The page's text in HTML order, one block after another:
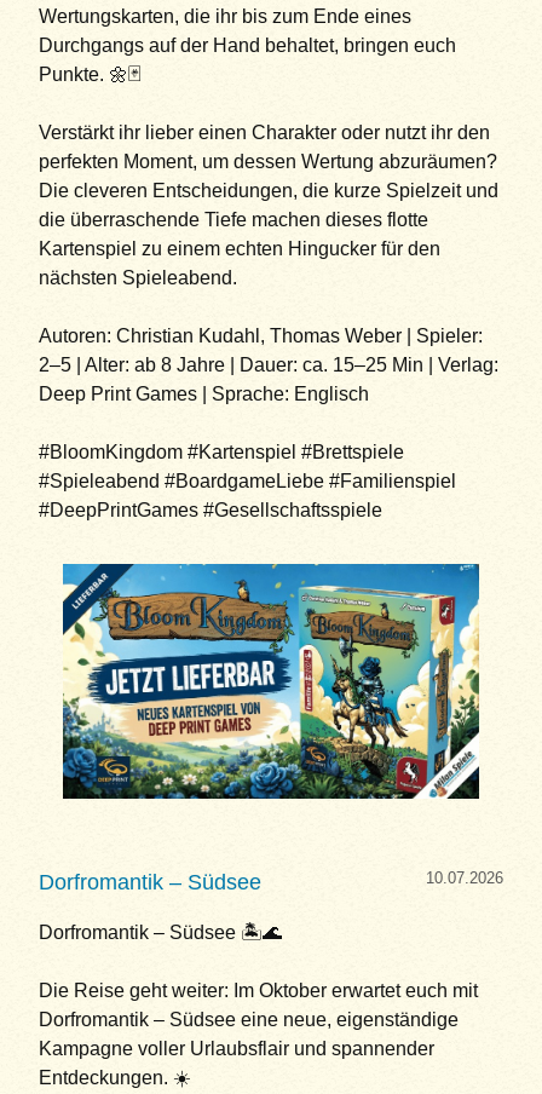
Wertungskarten, die ihr bis zum Ende eines
Durchgangs auf der Hand behaltet, bringen euch
Punkte. 🌼🃏
Verstärkt ihr lieber einen Charakter oder nutzt ihr den
perfekten Moment, um dessen Wertung abzuräumen?
Die cleveren Entscheidungen, die kurze Spielzeit und
die überraschende Tiefe machen dieses flotte
Kartenspiel zu einem echten Hingucker für den
nächsten Spieleabend.
Autoren: Christian Kudahl, Thomas Weber | Spieler:
2–5 | Alter: ab 8 Jahre | Dauer: ca. 15–25 Min | Verlag:
Deep Print Games | Sprache: Englisch
#BloomKingdom #Kartenspiel #Brettspiele
#Spieleabend #BoardgameLiebe #Familienspiel
#DeepPrintGames #Gesellschaftsspiele
Dorfromantik – Südsee 10.07.2026
Dorfromantik – Südsee 🏝️🌊
Die Reise geht weiter: Im Oktober erwartet euch mit
Dorfromantik – Südsee eine neue, eigenständige
Kampagne voller Urlaubsflair und spannender
Entdeckungen. ☀️